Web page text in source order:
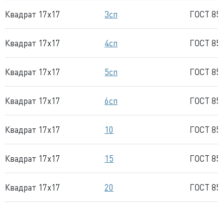
Квадрат 17x17 3сп ГОСТ
Квадрат 17x17 4сп ГОСТ
Квадрат 17x17 5сп ГОСТ
Квадрат 17x17 6сп ГОСТ
Квадрат 17x17 10 ГОСТ
Квадрат 17x17 15 ГОСТ
Квадрат 17x17 20 ГОСТ